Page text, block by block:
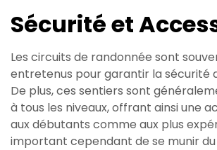
Sécurité et
Les circuits de randonnée sont
entretenus pour garantir la sécurité
De plus, ces sentiers sont
à tous les niveaux, offrant ainsi une
aux débutants comme aux plus
important cependant de se munir